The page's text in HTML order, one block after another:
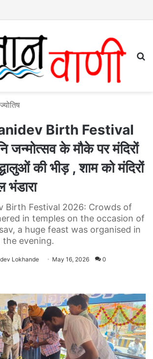
Birth Festival
के मौके पर मंदिरों
की भीड़ , शाम को मंदिरों
भंडारा
Birth Festival 2026: Crowds of
in temples on the occasion of
a huge feast was organised in
evening.
Lokhande May 16, 2026 0